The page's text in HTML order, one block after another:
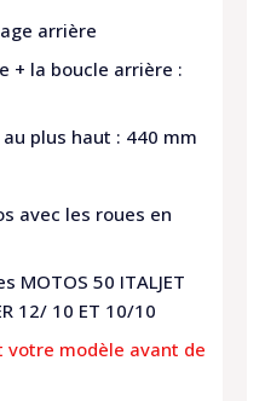
arrière
+ la boucle arrière :
plus haut : 440 mm
avec les roues en
MOTOS 50 ITALJET
12/ 10 ET 10/10
votre modèle avant de